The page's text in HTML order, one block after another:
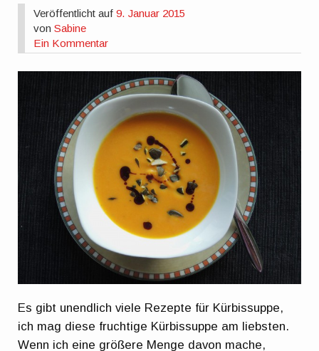
Veröffentlicht auf9. Januar 2015
vonSabine
Ein Kommentar
Es gibt unendlich viele Rezepte für Kürbissuppe,
ich mag diese fruchtige Kürbissuppe am liebsten.
Wenn ich eine größere Menge davon mache,